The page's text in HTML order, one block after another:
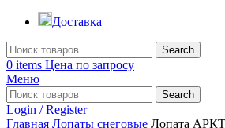
Доставка
Search
0 items Цена по запросу
Меню
Search
Login / Register
Главная Лопаты снеговые Лопата